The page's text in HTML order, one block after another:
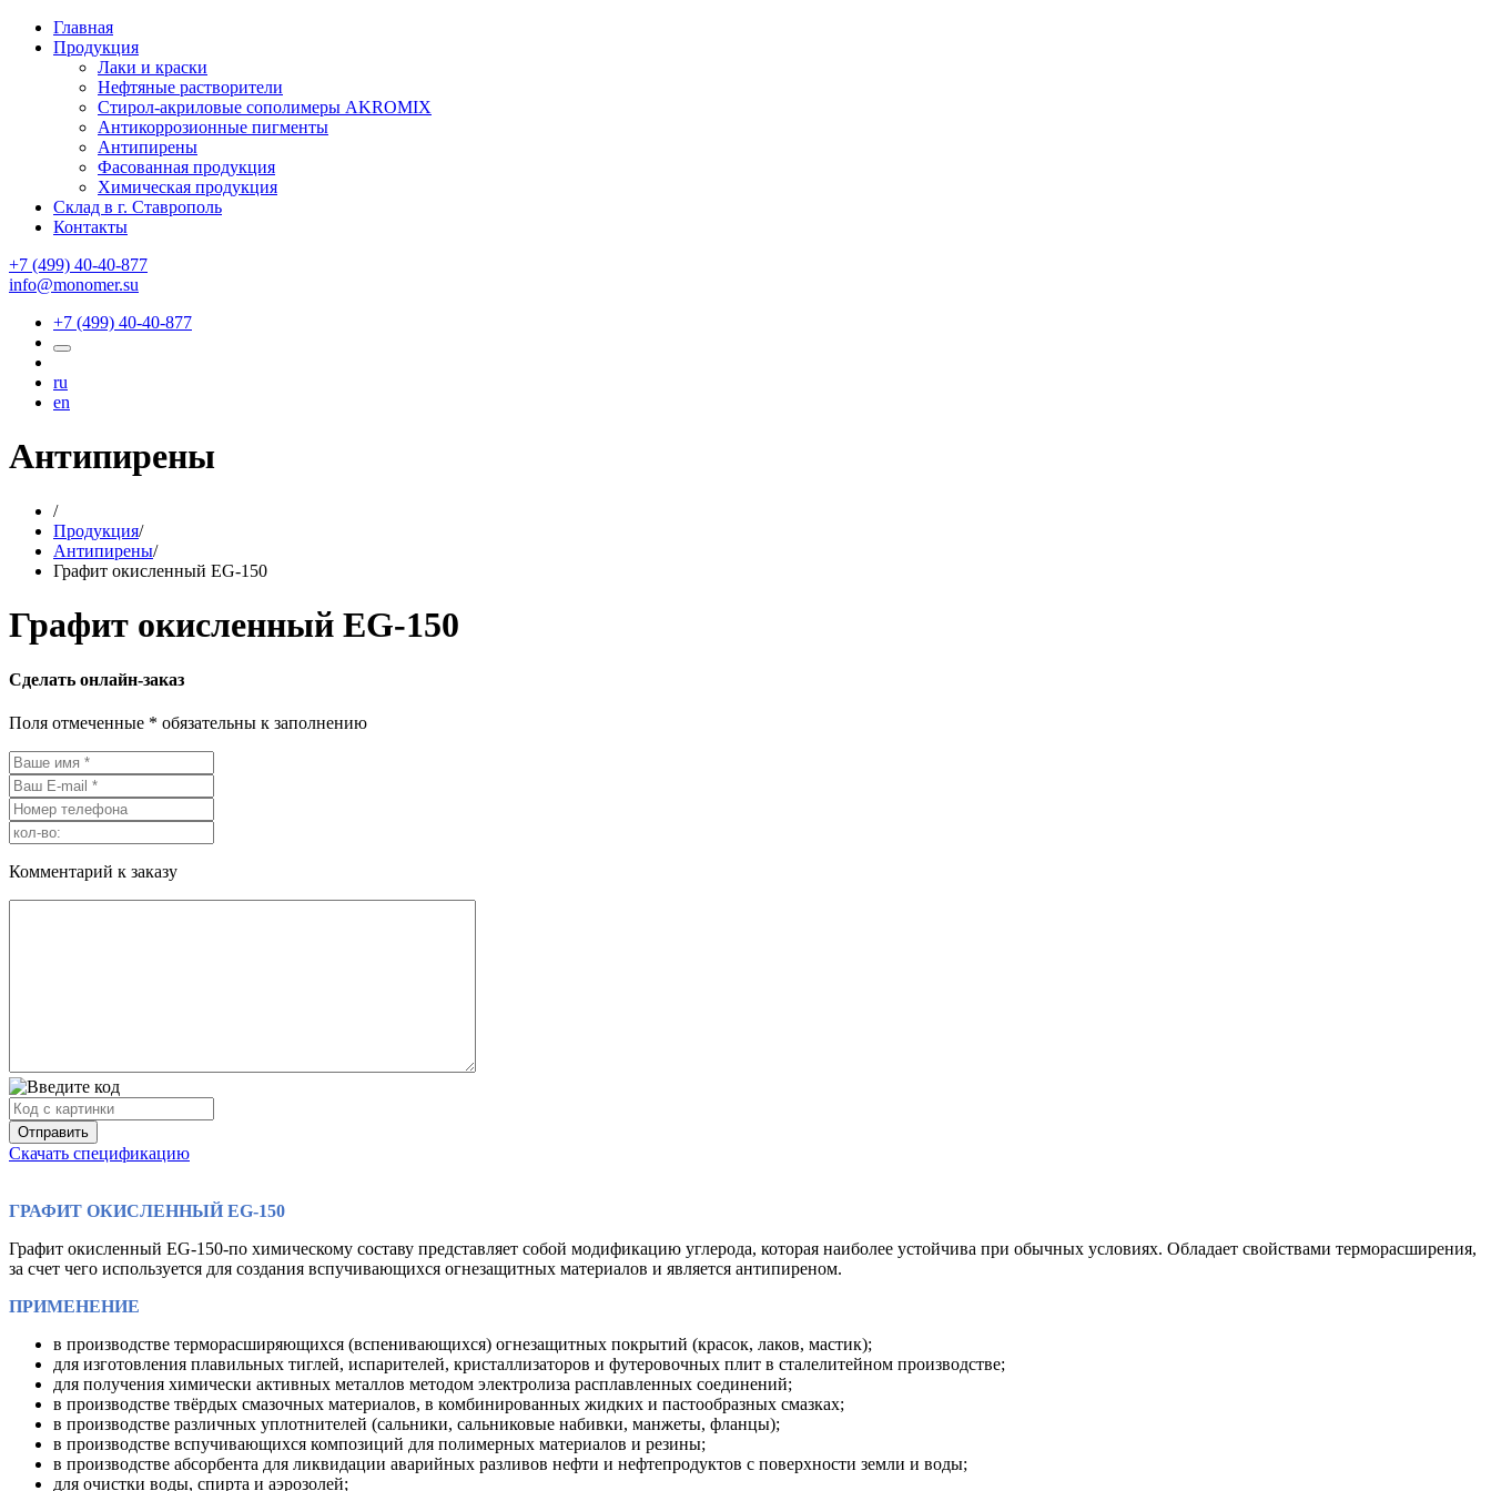
Главная
Продукция
Лаки и краски
Нефтяные растворители
Стирол-акриловые сополимеры AKROMIX
Антикоррозионные пигменты
Антипирены
Фасованная продукция
Химическая продукция
Склад в г. Ставрополь
Контакты
+7 (499) 40-40-877
info@monomer.su
+7 (499) 40-40-877
ru
en
Антипирены
/
Продукция/
Антипирены/
Графит окисленный EG-150
Графит окисленный EG-150
Сделать онлайн-заказ
Поля отмеченные * обязательны к заполнению
Комментарий к заказу
Скачать спецификацию
ГРАФИТ ОКИСЛЕННЫЙ EG-150
Графит окисленный EG-150-по химическому составу представляет собой модификацию углерода, которая наиболее устойчива при обычных условиях. Обладает свойствами терморасширения,
за счет чего используется для создания вспучивающихся огнезащитных материалов и является антипиреном.
ПРИМЕНЕНИЕ
в производстве терморасширяющихся (вспенивающихся) огнезащитных покрытий (красок, лаков, мастик);
для изготовления плавильных тиглей, испарителей, кристаллизаторов и футеровочных плит в сталелитейном производстве;
для получения химически активных металлов методом электролиза расплавленных соединений;
в производстве твёрдых смазочных материалов, в комбинированных жидких и пастообразных смазках;
в производстве различных уплотнителей (сальники, сальниковые набивки, манжеты, фланцы);
в производстве вспучивающихся композиций для полимерных материалов и резины;
в производстве абсорбента для ликвидации аварийных разливов нефти и нефтепродуктов с поверхности земли и воды;
для очистки воды, спирта и аэрозолей;